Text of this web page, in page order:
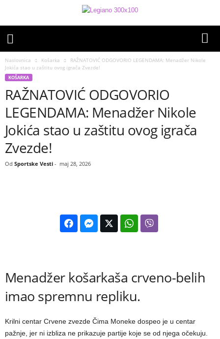
Naslovnica Košarka
RAŽNATOVIĆ ODGOVORIO LEGENDAMA: Menadžer Nikole
Jokića stao u zaštitu ovog igrača Zvezde!
KOŠARKA
RAŽNATOVIĆ ODGOVORIO
LEGENDAMA: Menadžer Nikole
Jokića stao u zaštitu ovog igrača
Zvezde!
Od Sportske Vesti - maj 28, 2026
Menadžer košarkaša crveno-belih
imao spremnu repliku.
Krilni centar Crvene zvezde Čima Moneke dospeo je u centar
pažnje, jer ni izbliza ne prikazuje partije koje se od njega očekuju.